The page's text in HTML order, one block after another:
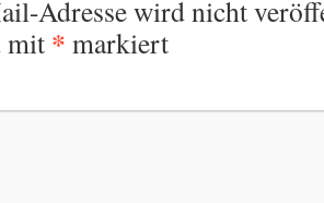
Adresse wird nicht
mit * markiert